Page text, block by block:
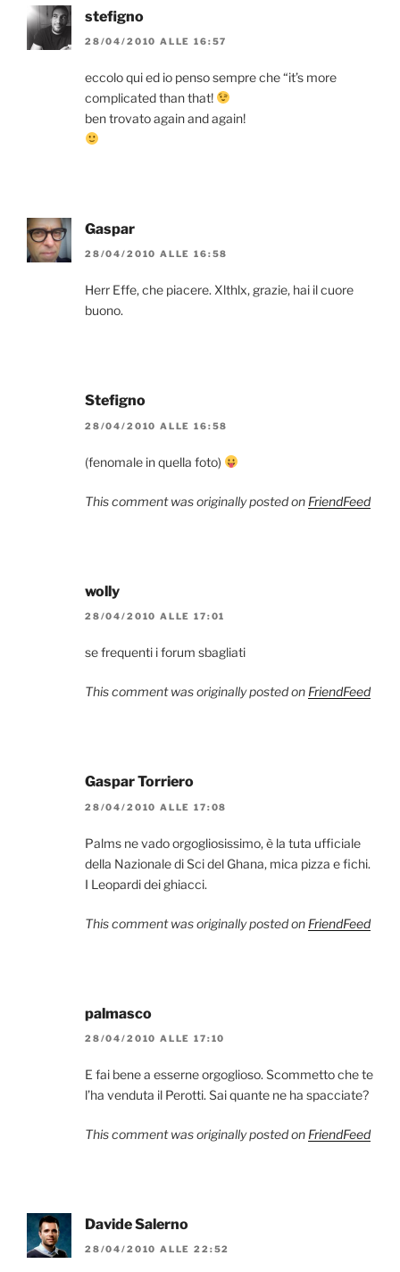
stefigno
28/04/2010 ALLE 16:57
eccolo qui ed io penso sempre che “it’s more
complicated than that!
ben trovato again and again!
Gaspar
28/04/2010 ALLE 16:58
Herr Effe, che piacere. Xlthlx, grazie, hai il cuore
buono.
Stefigno
28/04/2010 ALLE 16:58
(fenomale in quella foto)
This comment was originally posted on FriendFeed
wolly
28/04/2010 ALLE 17:01
se frequenti i forum sbagliati
This comment was originally posted on FriendFeed
Gaspar Torriero
28/04/2010 ALLE 17:08
Palms ne vado orgogliosissimo, è la tuta ufficiale
della Nazionale di Sci del Ghana, mica pizza e fichi.
I Leopardi dei ghiacci.
This comment was originally posted on FriendFeed
palmasco
28/04/2010 ALLE 17:10
E fai bene a esserne orgoglioso. Scommetto che te
l’ha venduta il Perotti. Sai quante ne ha spacciate?
This comment was originally posted on FriendFeed
Davide Salerno
28/04/2010 ALLE 22:52